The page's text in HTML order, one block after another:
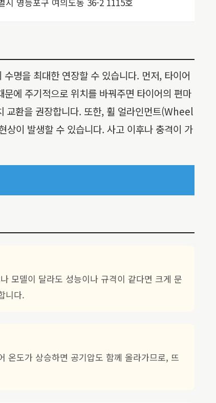
명을 최대한 연장할 수 있습니다. 먼저, 타이어
에 주기적으로 위치를 바꿔주면 타이어의 편마
환을 권장합니다. 또한, 휠 얼라인먼트(Wheel
이 발생할 수 있습니다. 사고 이후나 충격이 가
모델이 달라도 성능이나 규격이 같다면 크게 문
니다.
온도가 상승하면 공기압도 함께 올라가므로, 뜨